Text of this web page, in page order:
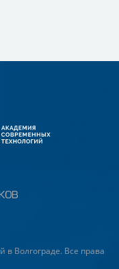
Волгограде. Все права